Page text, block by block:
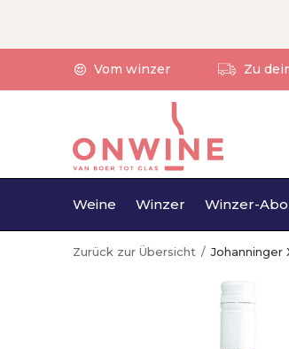
Weine Winzer Winzer-Abo
Vom winzer Zu
Zurück zur Übersicht Johanninger